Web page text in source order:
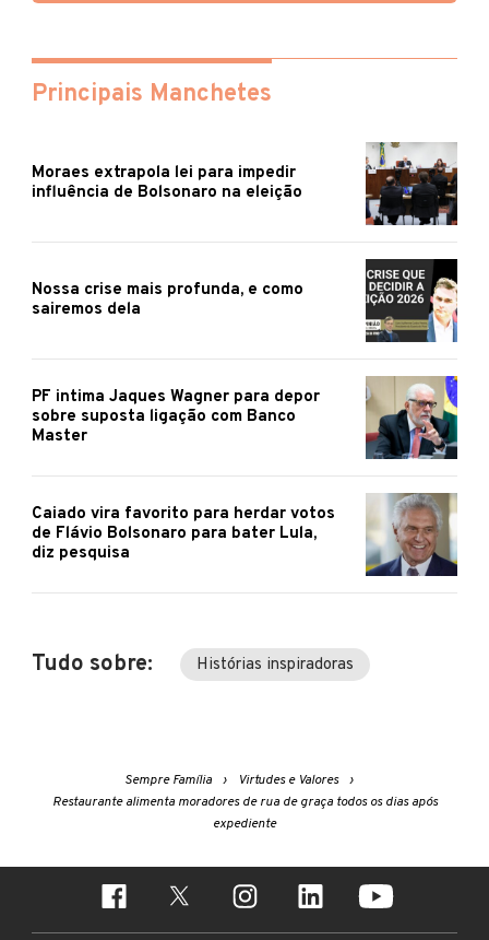
Principais Manchetes
Moraes extrapola lei para impedir
influência de Bolsonaro na eleição
Nossa crise mais profunda, e como
sairemos dela
PF intima Jaques Wagner para depor
sobre suposta ligação com Banco
Master
Caiado vira favorito para herdar votos
de Flávio Bolsonaro para bater Lula,
diz pesquisa
Tudo sobre: Histórias inspiradoras
Sempre Família
Virtudes e Valores
Restaurante alimenta moradores de rua de graça todos os dias após
expediente